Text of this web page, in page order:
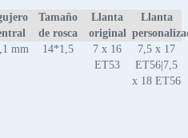
Tamaño
de rosca
Llanta
original
Llanta
mm 14*1,5
7 x 16
ET53
7,5 x 17
ET56|7,5
x 18 ET56